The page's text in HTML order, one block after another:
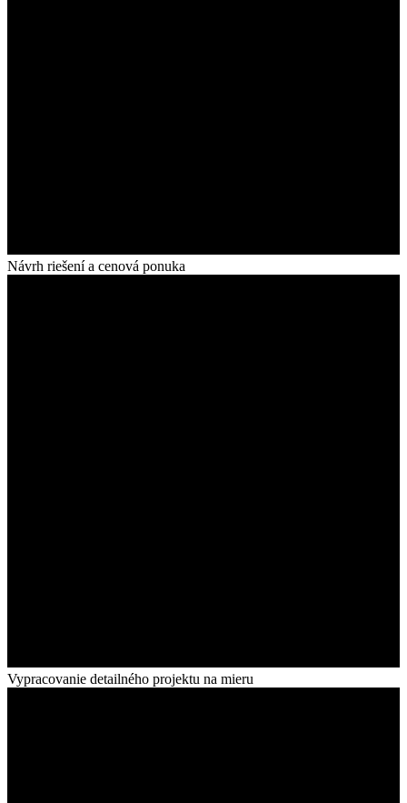
Návrh riešení a cenová ponuka
Vypracovanie detailného projektu na mieru